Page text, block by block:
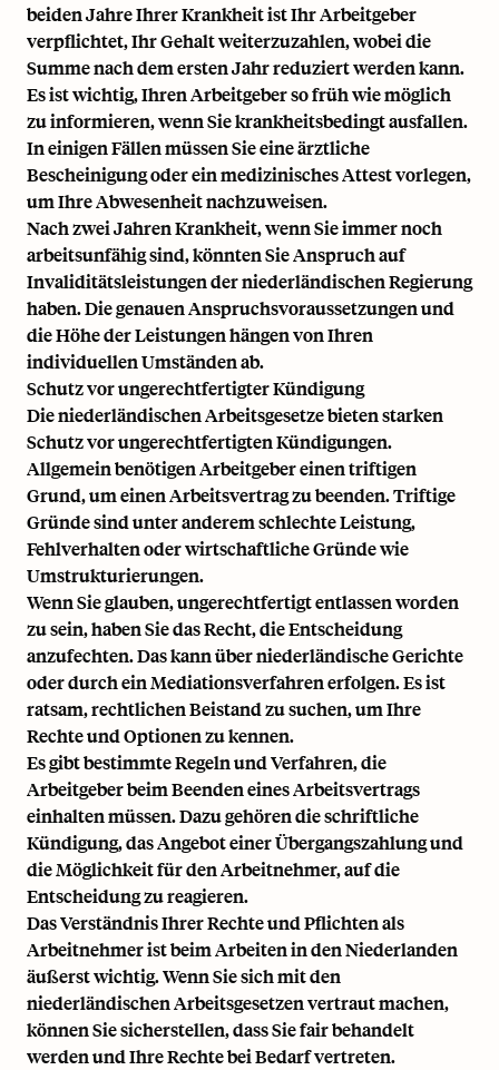
beiden Jahre Ihrer Krankheit ist Ihr Arbeitgeber
verpflichtet, Ihr Gehalt weiterzuzahlen, wobei die
Summe nach dem ersten Jahr reduziert werden kann.
Es ist wichtig, Ihren Arbeitgeber so früh wie möglich
zu informieren, wenn Sie krankheitsbedingt ausfallen.
In einigen Fällen müssen Sie eine ärztliche
Bescheinigung oder ein medizinisches Attest vorlegen,
um Ihre Abwesenheit nachzuweisen.
Nach zwei Jahren Krankheit, wenn Sie immer noch
arbeitsunfähig sind, könnten Sie Anspruch auf
Invaliditätsleistungen der niederländischen Regierung
haben. Die genauen Anspruchsvoraussetzungen und
die Höhe der Leistungen hängen von Ihren
individuellen Umständen ab.
Schutz vor ungerechtfertigter Kündigung
Die niederländischen Arbeitsgesetze bieten starken
Schutz vor ungerechtfertigten Kündigungen.
Allgemein benötigen Arbeitgeber einen triftigen
Grund, um einen Arbeitsvertrag zu beenden. Triftige
Gründe sind unter anderem schlechte Leistung,
Fehlverhalten oder wirtschaftliche Gründe wie
Umstrukturierungen.
Wenn Sie glauben, ungerechtfertigt entlassen worden
zu sein, haben Sie das Recht, die Entscheidung
anzufechten. Das kann über niederländische Gerichte
oder durch ein Mediationsverfahren erfolgen. Es ist
ratsam, rechtlichen Beistand zu suchen, um Ihre
Rechte und Optionen zu kennen.
Es gibt bestimmte Regeln und Verfahren, die
Arbeitgeber beim Beenden eines Arbeitsvertrags
einhalten müssen. Dazu gehören die schriftliche
Kündigung, das Angebot einer Übergangszahlung und
die Möglichkeit für den Arbeitnehmer, auf die
Entscheidung zu reagieren.
Das Verständnis Ihrer Rechte und Pflichten als
Arbeitnehmer ist beim Arbeiten in den Niederlanden
äußerst wichtig. Wenn Sie sich mit den
niederländischen Arbeitsgesetzen vertraut machen,
können Sie sicherstellen, dass Sie fair behandelt
werden und Ihre Rechte bei Bedarf vertreten.